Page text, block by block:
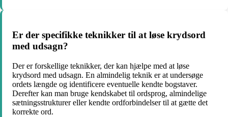
Er der specifikke teknikker til at løse krydsord
med udsagn?
Der er forskellige teknikker, der kan hjælpe med at løse
krydsord med udsagn. En almindelig teknik er at undersøge
ordets længde og identificere eventuelle kendte bogstaver.
Derefter kan man bruge kendskabet til ordsprog, almindelige
sætningsstrukturer eller kendte ordforbindelser til at gætte det
korrekte ord.